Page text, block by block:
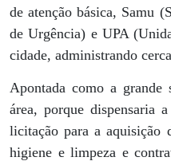
de atenção básica, Samu
de Urgência) e UPA
cidade, administrando
Apontada como a grande
área, porque dispensaria
licitação para a aquisição
higiene e limpeza e